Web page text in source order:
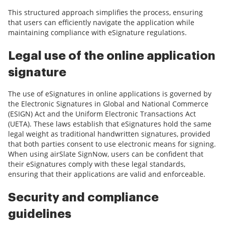
This structured approach simplifies the process, ensuring
that users can efficiently navigate the application while
maintaining compliance with eSignature regulations.
Legal use of the online application
signature
The use of eSignatures in online applications is governed by
the Electronic Signatures in Global and National Commerce
(ESIGN) Act and the Uniform Electronic Transactions Act
(UETA). These laws establish that eSignatures hold the same
legal weight as traditional handwritten signatures, provided
that both parties consent to use electronic means for signing.
When using airSlate SignNow, users can be confident that
their eSignatures comply with these legal standards,
ensuring that their applications are valid and enforceable.
Security and compliance
guidelines